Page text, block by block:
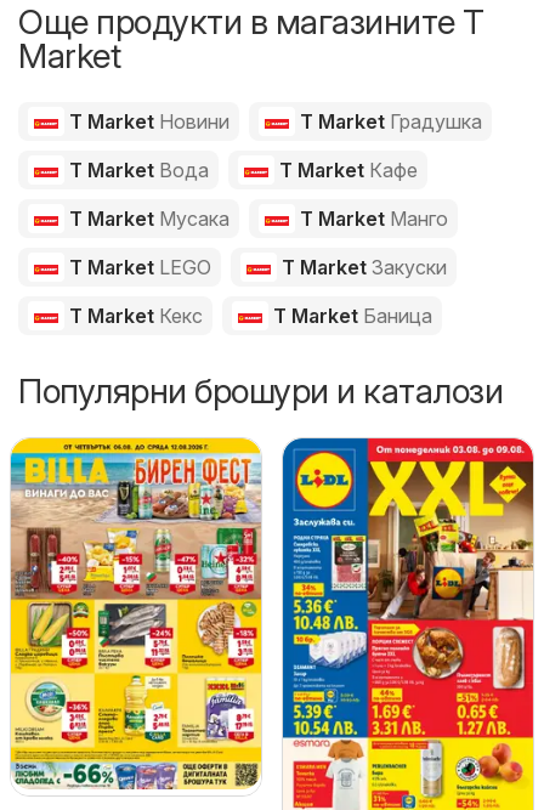
Още продукти в магазините T
Market
T Market Новини T Market Градушка
T Market Вода T Market Кафе
T Market Мусака T Market Манго
T Market LEGO T Market Закуски
T Market Кекс T Market Баница
Популярни брошури и каталози